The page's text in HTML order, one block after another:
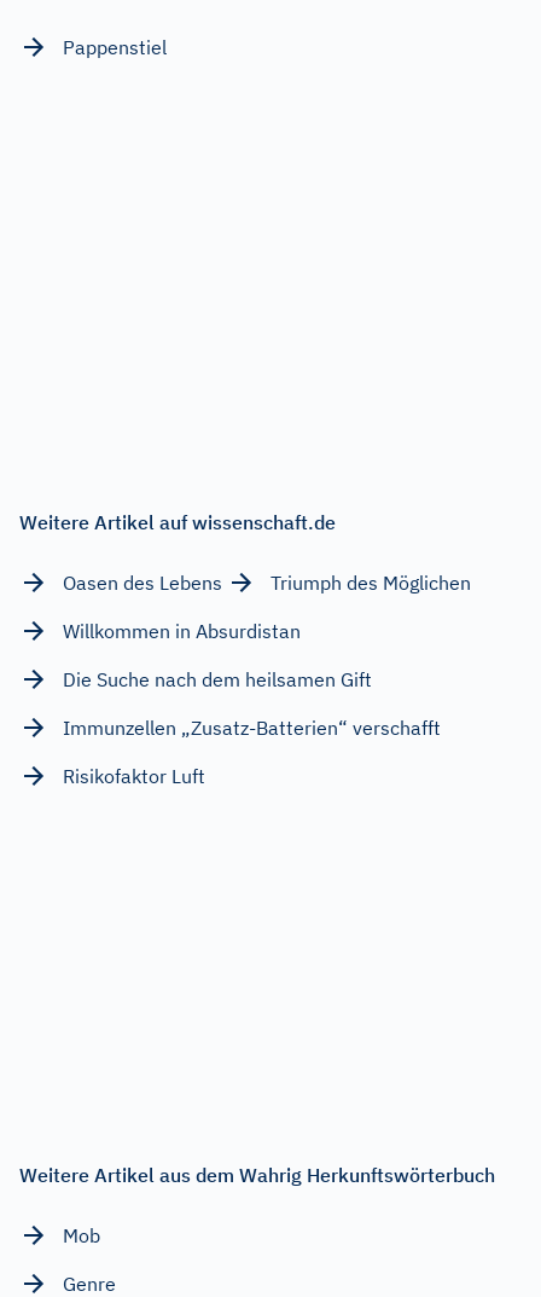
Pappenstiel
Weitere Artikel auf wissenschaft.de
Oasen des Lebens
Triumph des Möglichen
Willkommen in Absurdistan
Die Suche nach dem heilsamen Gift
Immunzellen „Zusatz-Batterien“ verschafft
Risikofaktor Luft
Weitere Artikel aus dem Wahrig Herkunftswörterbuch
Mob
Genre